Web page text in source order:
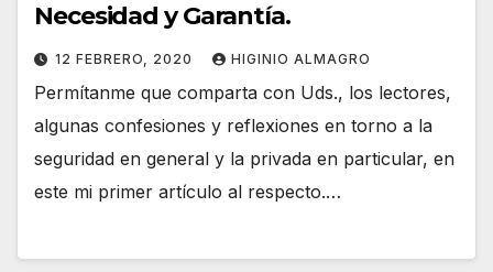
Necesidad y Garantía.
12 FEBRERO, 2020 HIGINIO ALMAGRO
Permítanme que comparta con Uds., los lectores,
algunas confesiones y reflexiones en torno a la
seguridad en general y la privada en particular, en
este mi primer artículo al respecto.…